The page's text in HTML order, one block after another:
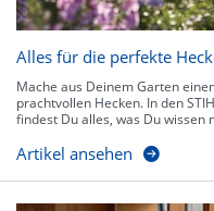
Alles für die perfekte
Mache aus Deinem Garten
prachtvollen Hecken. In den
findest Du alles, was Du wissen
Artikel ansehen